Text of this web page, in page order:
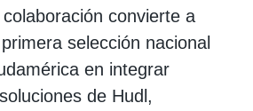
convierte a
selección nacional
en integrar
de Hudl,